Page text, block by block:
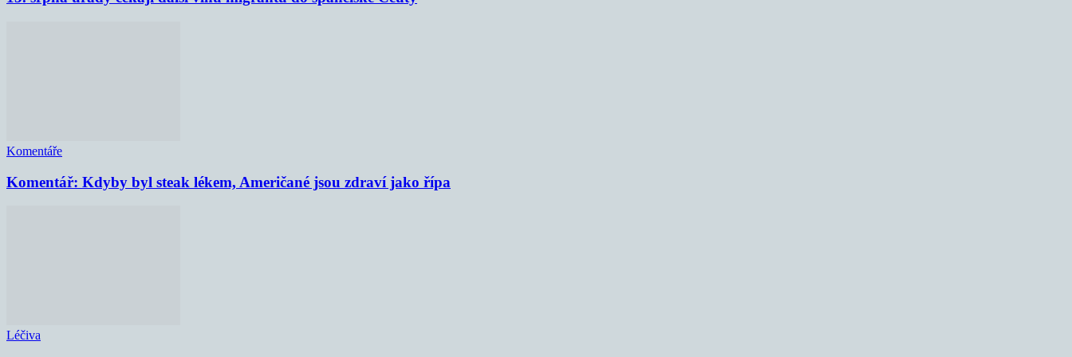
Komentáře
Komentář: Kdyby byl steak lékem, Američané jsou zdraví jako řípa
Léčiva